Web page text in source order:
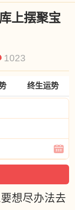
上摆聚宝
1023
终生运势
想尽办法去